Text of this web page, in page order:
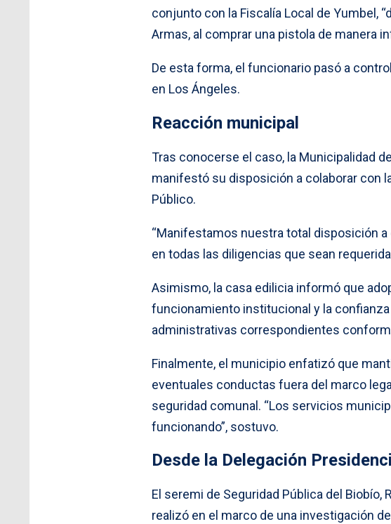
conjunto con la Fiscalía Local de Yumbel,
Armas, al comprar una pistola de manera
De esta forma, el funcionario pasó a
en Los Ángeles.
Reacción municipal
Tras conocerse el caso, la Municipalidad
manifestó su disposición a colaborar con
Público.
“Manifestamos nuestra total disposición
en todas las diligencias que sean
Asimismo, la casa edilicia informó que
funcionamiento institucional y la
administrativas correspondientes
Finalmente, el municipio enfatizó que
eventuales conductas fuera del marco
seguridad comunal. “Los servicios
funcionando”, sostuvo.
Desde la Delegación
El seremi de Seguridad Pública del Biobío,
realizó en el marco de una investigación